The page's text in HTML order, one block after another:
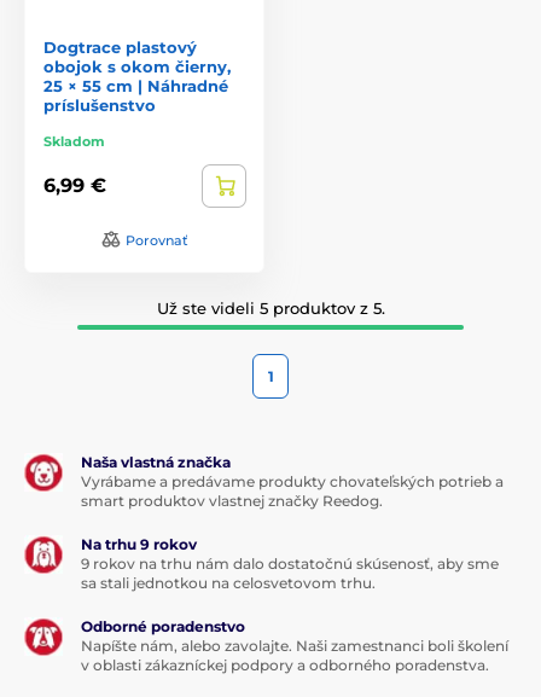
Dogtrace plastový
obojok s okom čierny,
25 × 55 cm | Náhradné
príslušenstvo
Skladom
6,99 €
Porovnať
Už ste videli 5 produktov z 5.
1
Naša vlastná značka
Vyrábame a predávame produkty chovateľských potrieb a
smart produktov vlastnej značky Reedog.
Na trhu 9 rokov
9 rokov na trhu nám dalo dostatočnú skúsenosť, aby sme
sa stali jednotkou na celosvetovom trhu.
Odborné poradenstvo
Napíšte nám, alebo zavolajte. Naši zamestnanci boli školení
v oblasti zákazníckej podpory a odborného poradenstva.